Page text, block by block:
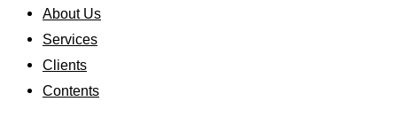
About Us
Services
Clients
Contents